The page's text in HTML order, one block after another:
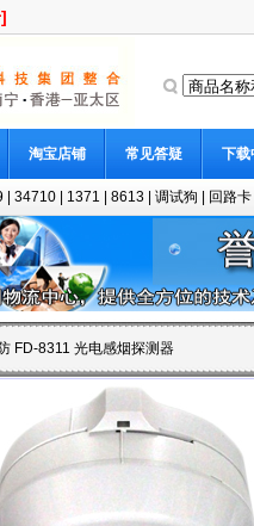
淘宝店铺 常见答疑 下载
34710 1371 8613 调试狗 回路卡
FD-8311 光电感烟探测器